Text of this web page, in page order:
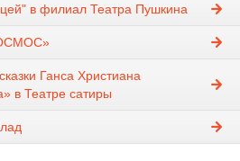
в филиал Театра Пушкина
Ганса Христиана
в Театре сатиры